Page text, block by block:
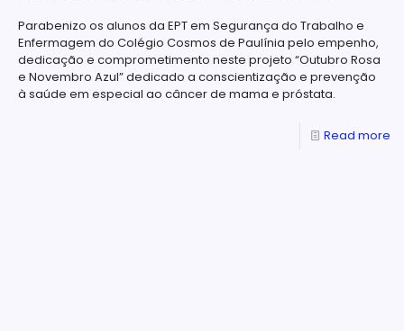
Parabenizo os alunos da EPT em Segurança do Trabalho e
Enfermagem do Colégio Cosmos de Paulínia pelo empenho,
dedicação e comprometimento neste projeto “Outubro Rosa
e Novembro Azul” dedicado a conscientização e prevenção
à saúde em especial ao câncer de mama e próstata.
Read more